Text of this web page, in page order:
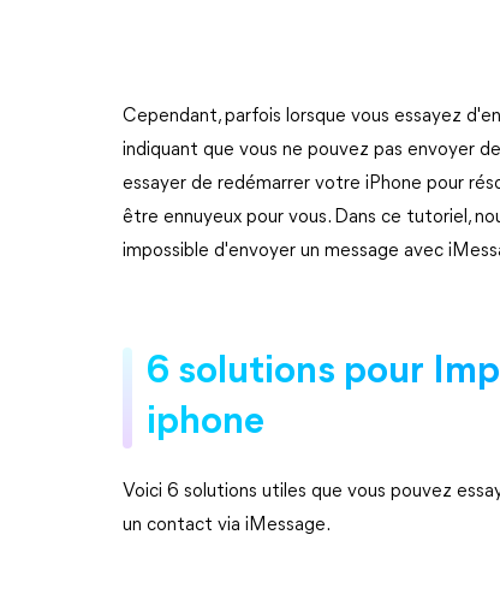
Cependant, parfois lorsque vous essayez
indiquant que vous ne pouvez pas envoyer
essayer de redémarrer votre iPhone pour
être ennuyeux pour vous. Dans ce tutoriel,
impossible d'envoyer un message avec
6 solutions pour
iphone
Voici 6 solutions utiles que vous pouvez
un contact via iMessage.